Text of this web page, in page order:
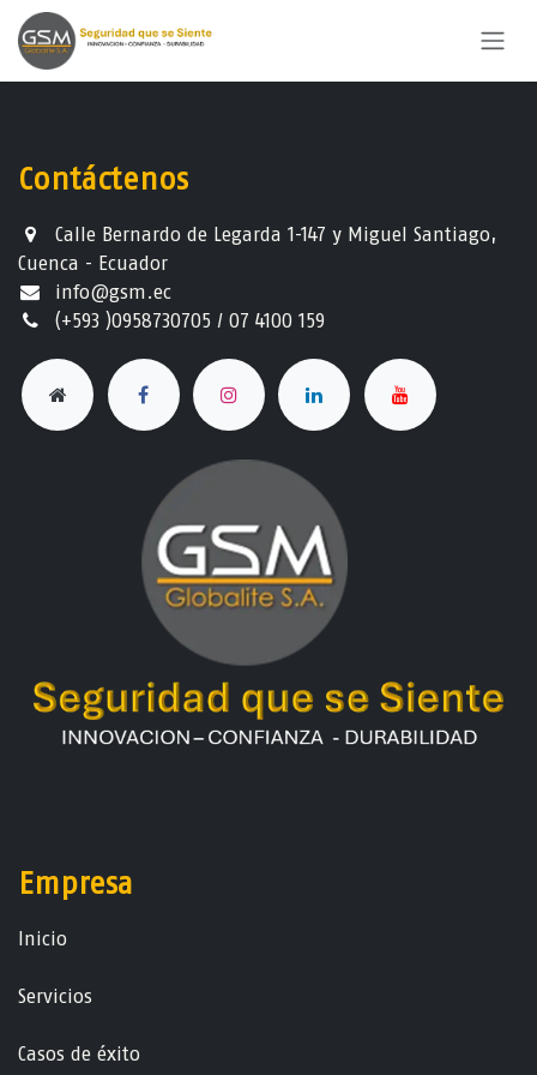
Ir al contenido
Contáctenos
Calle Bernardo de Legarda 1-147 y Miguel Santiago,
Cuenca - Ecuador
info@gsm.ec​
(+593 )0958730705 / 07 4100 159
Empresa
Ini​ci​o
Servicios
Casos de éxito